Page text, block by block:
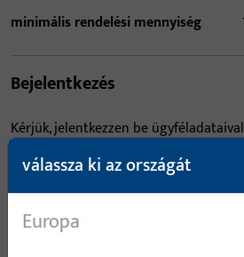
minimális rendelési mennyiség
Bejelentkezés
Kérjük, jelentkezzen be
bejelentkezés
válassza ki az országát
Europa